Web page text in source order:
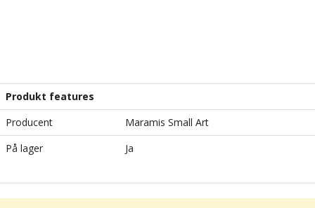
Produkt features
Producent
Maramis Small Art
På lager
Ja